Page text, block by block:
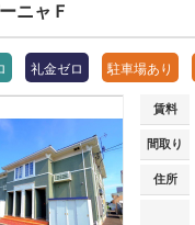
ニャＦ
礼金ゼロ 駐車場あり
賃料
間取り
住所